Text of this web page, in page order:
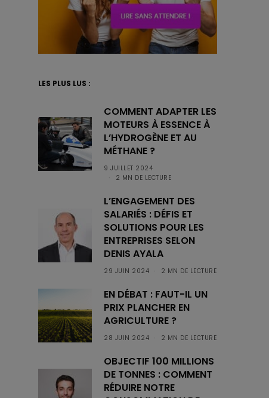
LES PLUS LUS :
COMMENT ADAPTER LES
MOTEURS À ESSENCE À
L’HYDROGÈNE ET AU
MÉTHANE ?
9 JUILLET 2024
2 MN DE LECTURE
L’ENGAGEMENT DES
SALARIÉS : DÉFIS ET
SOLUTIONS POUR LES
ENTREPRISES SELON
DENIS AYALA
29 JUIN 2024 2 MN DE LECTURE
EN DÉBAT : FAUT-IL UN
PRIX PLANCHER EN
AGRICULTURE ?
28 JUIN 2024 2 MN DE LECTURE
OBJECTIF 100 MILLIONS
DE TONNES : COMMENT
RÉDUIRE NOTRE